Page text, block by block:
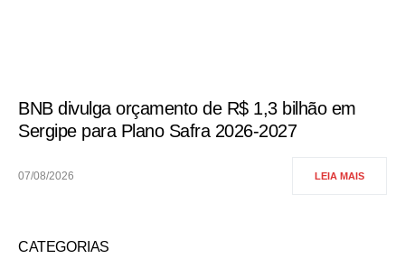
BNB divulga orçamento de R$ 1,3 bilhão em
Sergipe para Plano Safra 2026-2027
07/08/2026 LEIA MAIS
CATEGORIAS